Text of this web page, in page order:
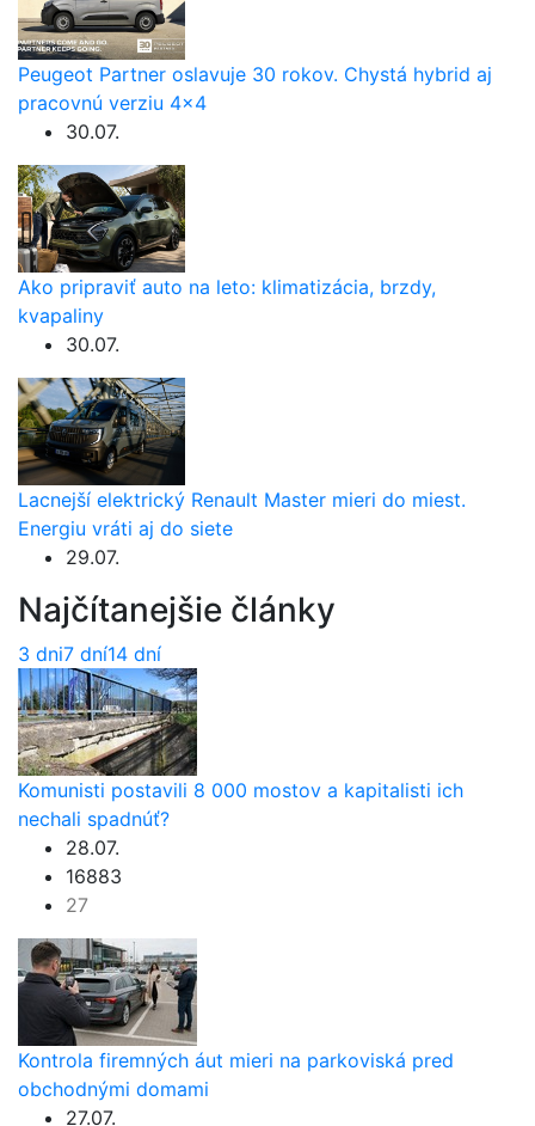
Peugeot Partner oslavuje 30 rokov. Chystá hybrid aj
pracovnú verziu 4×4
30.07.
Ako pripraviť auto na leto: klimatizácia, brzdy,
kvapaliny
30.07.
Lacnejší elektrický Renault Master mieri do miest.
Energiu vráti aj do siete
29.07.
Najčítanejšie články
3 dni7 dní14 dní
Komunisti postavili 8 000 mostov a kapitalisti ich
nechali spadnúť?
28.07.
16883
27
Kontrola firemných áut mieri na parkoviská pred
obchodnými domami
27.07.